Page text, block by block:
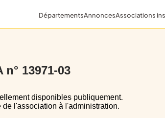
DépartementsAnnoncesAssociations
13971-03
l'association à l'administration.